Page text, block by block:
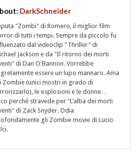
DarkSchneider
"Zombi" di Romero, il miglior film
di tutti i tempi. Sempre da piccolo fu
dal videoclip "Thriller" di
Jackson e da "Il ritorno dei morti
di Dan O'Bannon. Vorrebbe
essere un lupo mannaro. Ama
Zombie (unici mostri in grado di
le esplosioni e le donne…
perché stravede per "L’alba dei morti
di Zack Snyder. Odia
gli Zombie movie di Lucio